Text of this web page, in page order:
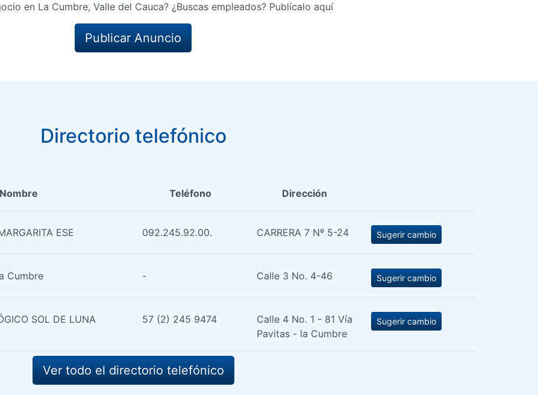
en La Cumbre, Valle del Cauca? ¿Buscas empleados? Publícalo aquí
Publicar Anuncio
Directorio telefónico
Nombre Teléfono Dirección
ESE 092.245.92.00. CARRERA 7 Nº 5-24 Sugerir cambio
Cumbre - Calle 3 No. 4-46 Sugerir cambio
SOL DE LUNA 57 (2) 245 9474
Calle 4 No. 1 - 81 Vía
Pavitas - la Cumbre
Sugerir cambio
Ver todo el directorio telefónico